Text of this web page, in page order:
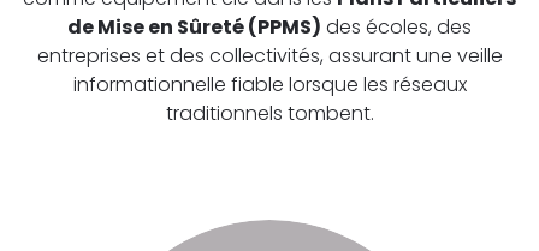
de Mise en Sûreté (PPMS) des écoles, des
entreprises et des collectivités, assurant une veille
informationnelle fiable lorsque les réseaux
traditionnels tombent.